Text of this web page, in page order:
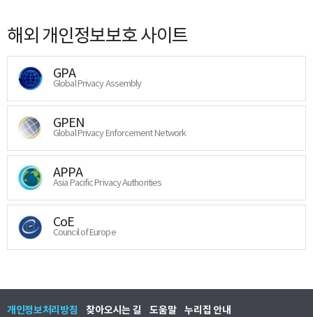
해외 개인정보보호 사이트
GPA
Global Privacy Assembly
GPEN
Global Privacy Enforcement Network
APPA
Asia Pacific Privacy Authorities
CoE
Council of Europe
개인정보처리방침 찾아오시는 길 도움말 누리집 안내